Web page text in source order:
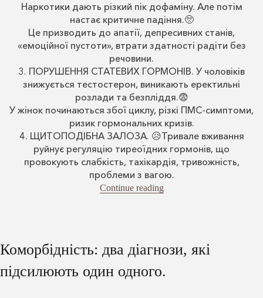
Наркотики дають різкий пік дофаміну. Але потім
настає критичне падіння.🥺
Це призводить до апатії, депресивних станів,
«емоційної пустоти», втрати здатності радіти без
речовини.
3. ПОРУШЕННЯ СТАТЕВИХ ГОРМОНІВ. У чоловіків
знижується тестостерон, виникають еректильні
розлади та безпліддя.😨
У жінок починаються збої циклу, різкі ПМС-симптоми,
ризик гормональних кризів.
4. ЩИТОПОДІБНА ЗАЛОЗА. 😥Тривале вживання
руйнує регуляцію тиреоїдних гормонів, що
провокують слабкість, тахікардія, тривожність,
проблеми з вагою.
Continue reading“Наркотики й гормони”
Коморбідність: два діагнози, які
підсилюють один одного.